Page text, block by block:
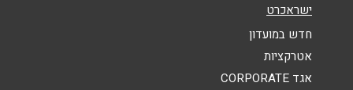
ישראכרט
חדש במועדון
אטרקציות
אגד CORPORATE